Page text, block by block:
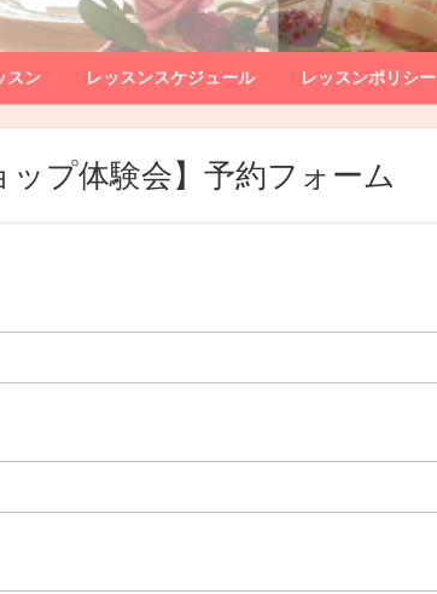
スン レッスンスケジュール レッスンポリシー
プ体験会】予約フォーム